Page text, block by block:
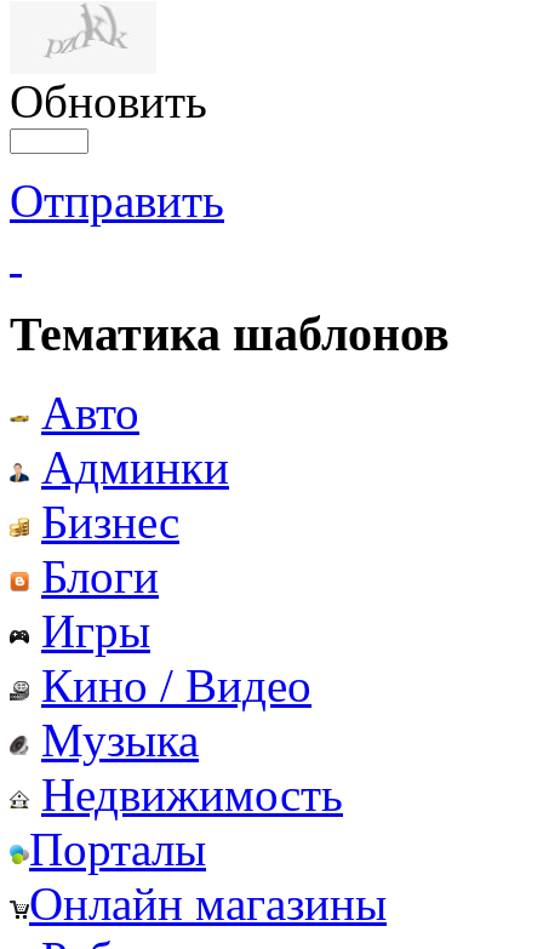
Обновить
Отправить
Тематика шаблонов
Авто
Админки
Бизнес
Блоги
Игры
Кино / Видео
Музыка
Недвижимость
Порталы
Онлайн магазины